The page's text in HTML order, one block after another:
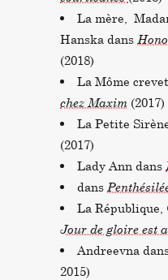
La mère,
Hanska dans
(2018)
La Môme
chez Maxim (2017)
La Petite
(2017)
Lady Ann dans
dans
La
Jour de gloire est
Andreevna
2015)